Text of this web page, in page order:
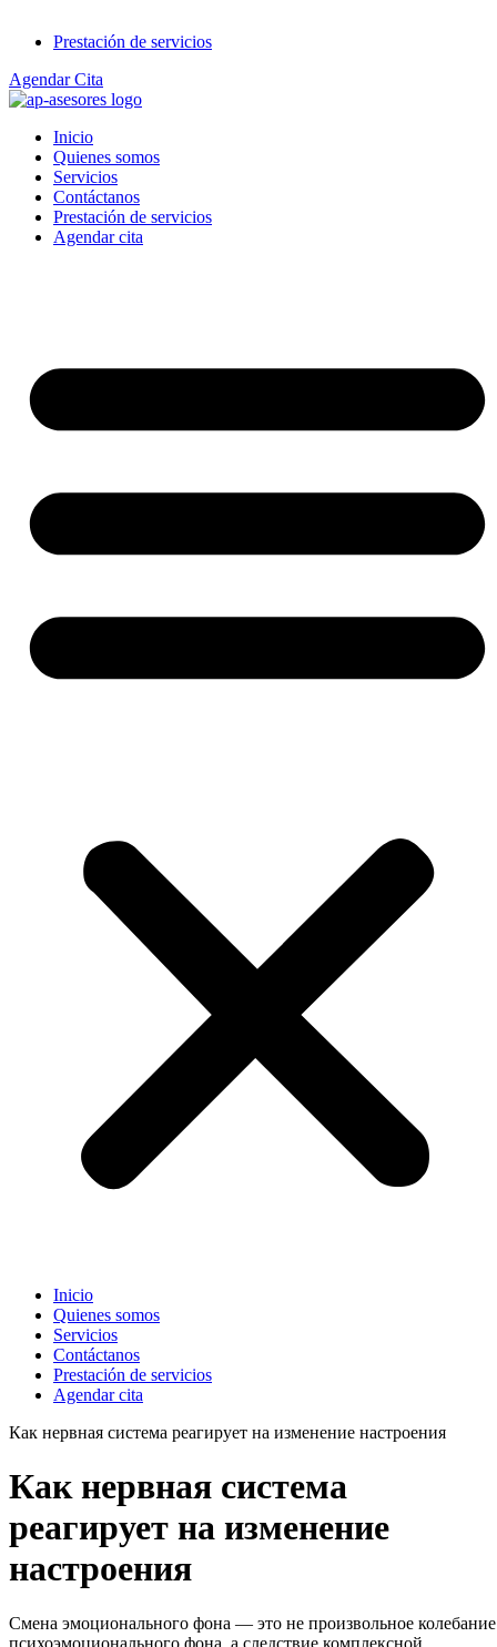
Prestación de servicios
Agendar Cita
Inicio
Quienes somos
Servicios
Contáctanos
Prestación de servicios
Agendar cita
Inicio
Quienes somos
Servicios
Contáctanos
Prestación de servicios
Agendar cita
Как нервная система реагирует на изменение настроения
Как нервная система
реагирует на изменение
настроения
Смена эмоционального фона — это не произвольное колебание
психоэмоционального фона, а следствие комплексной